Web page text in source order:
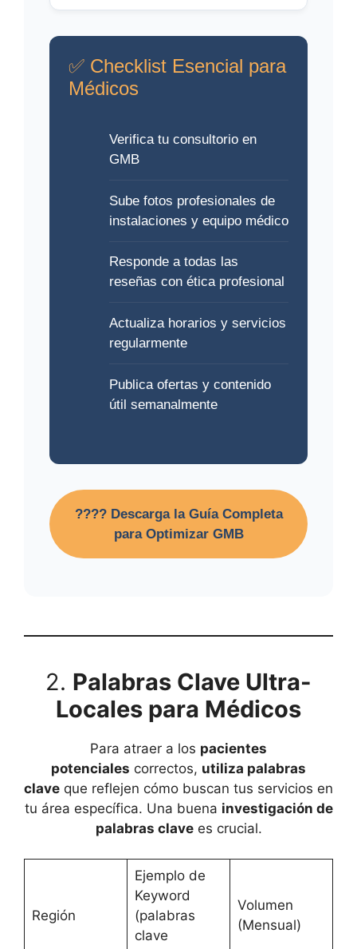
✅ Checklist Esencial para
Médicos
Verifica tu consultorio en
GMB
Sube fotos profesionales de
instalaciones y equipo médico
Responde a todas las
reseñas con ética profesional
Actualiza horarios y servicios
regularmente
Publica ofertas y contenido
útil semanalmente
???? Descarga la Guía Completa
para Optimizar GMB
2. Palabras Clave Ultra-
Locales para Médicos
Para atraer a los pacientes
potenciales correctos, utiliza palabras
clave que reflejen cómo buscan tus servicios en
tu área específica. Una buena investigación de
palabras clavees crucial.
Región
Ejemplo de
Keyword
(palabras
clave
Volumen
(Mensual)